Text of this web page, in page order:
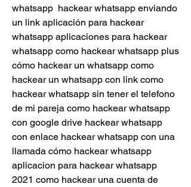
whatsapp  hackear whatsapp enviando
un link aplicación para hackear
whatsapp aplicaciones para hackear
whatsapp como hackear whatsapp plus
cómo hackear un whatsapp como
hackear un whatsapp con link como
hackear whatsapp sin tener el telefono
de mi pareja como hackear whatsapp
con google drive hackear whatsapp
con enlace hackear whatsapp con una
llamada cómo hackear whatsapp
aplicacion para hackear whatsapp
2021 como hackear una cuenta de